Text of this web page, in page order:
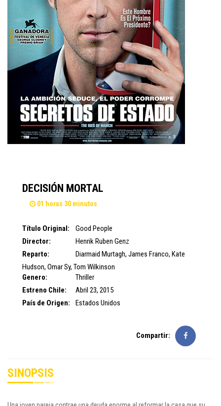
DECISIÓN MORTAL
01 horas 30 minutos
Título Original:
Good People
Director:
Henrik Ruben Genz
Reparto:
Diarmaid Murtagh, James Franco, Kate
Hudson, Omar Sy, Tom Wilkinson
Genero:
Thriller
Estreno Chile:
Abril 23, 2015
País de Origen:
Estados Unidos
Compartir:
SINOPSIS